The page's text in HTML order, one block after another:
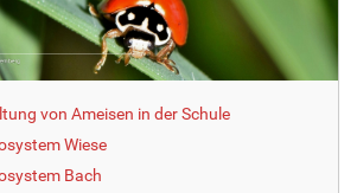
von Ameisen in der Schule
Wiese
Bach